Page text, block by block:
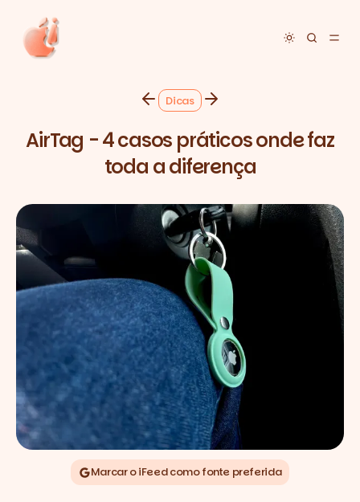
Toggle
Dicas
AirTag - 4 casos práticos onde faz
toda a diferença
Marcar o iFeed como fonte preferida